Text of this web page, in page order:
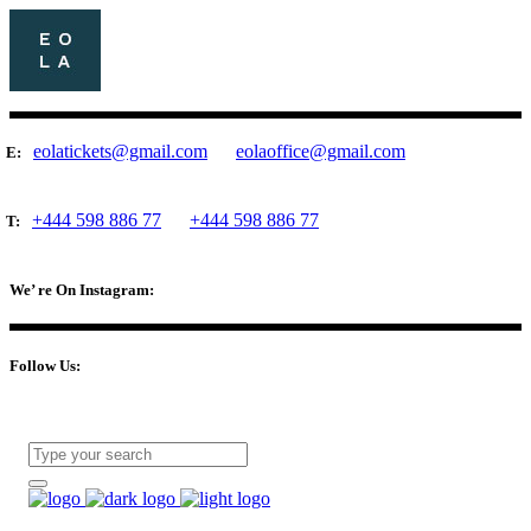
E: eolatickets@gmail.com eolaoffice@gmail.com
T: +444 598 886 77 +444 598 886 77
We’ re On Instagram:
Follow Us: